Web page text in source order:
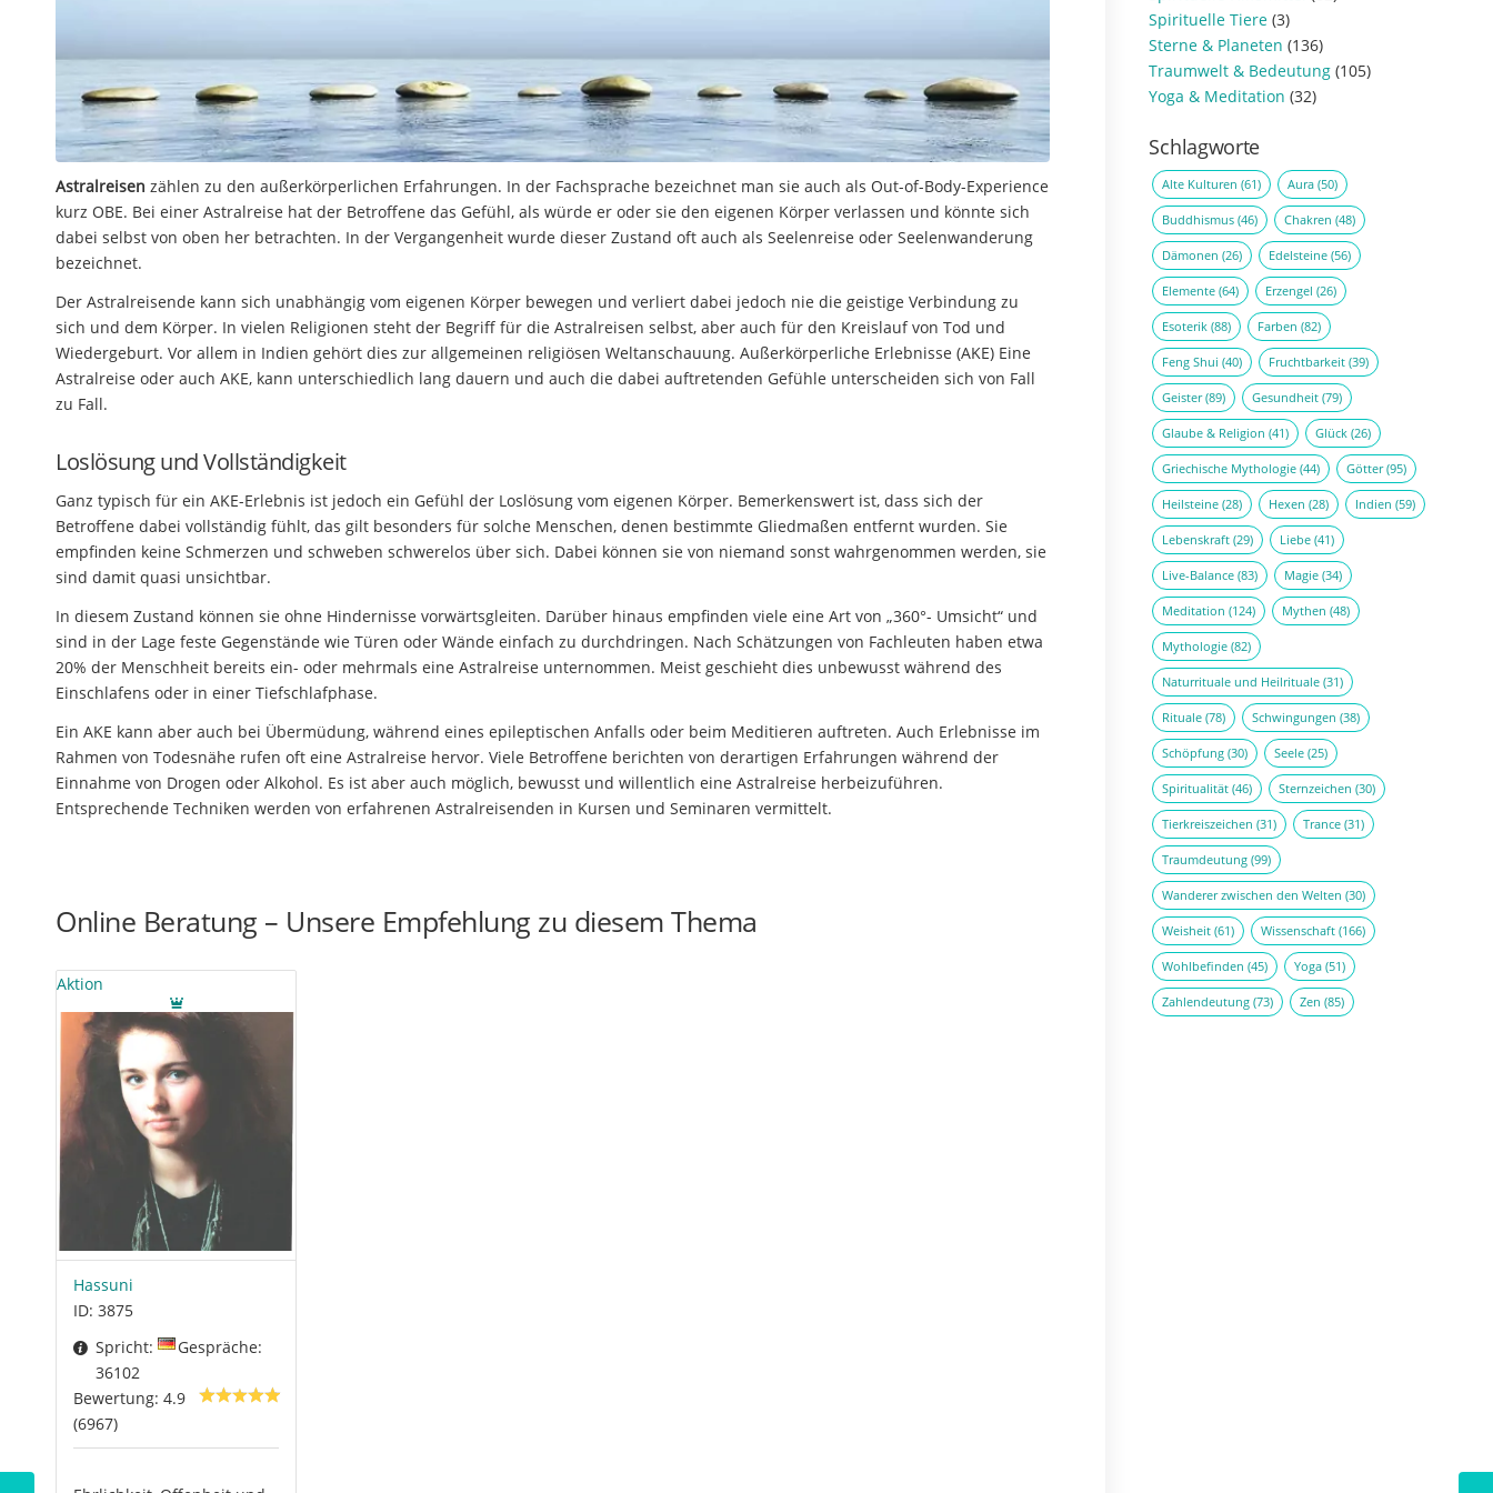
Astralreisen zählen zu den außerkörperlichen Erfahrungen. In der Fachsprache bezeichnet man sie auch als Out-of-Body-Experience
kurz OBE. Bei einer Astralreise hat der Betroffene das Gefühl, als würde er oder sie den eigenen Körper verlassen und könnte sich
dabei selbst von oben her betrachten. In der Vergangenheit wurde dieser Zustand oft auch als Seelenreise oder Seelenwanderung
bezeichnet.
Der Astralreisende kann sich unabhängig vom eigenen Körper bewegen und verliert dabei jedoch nie die geistige Verbindung zu
sich und dem Körper. In vielen Religionen steht der Begriff für die Astralreisen selbst, aber auch für den Kreislauf von Tod und
Wiedergeburt. Vor allem in Indien gehört dies zur allgemeinen religiösen Weltanschauung. Außerkörperliche Erlebnisse (AKE) Eine
Astralreise oder auch AKE, kann unterschiedlich lang dauern und auch die dabei auftretenden Gefühle unterscheiden sich von Fall
zu Fall.
Loslösung und Vollständigkeit
Ganz typisch für ein AKE-Erlebnis ist jedoch ein Gefühl der Loslösung vom eigenen Körper. Bemerkenswert ist, dass sich der
Betroffene dabei vollständig fühlt, das gilt besonders für solche Menschen, denen bestimmte Gliedmaßen entfernt wurden. Sie
empfinden keine Schmerzen und schweben schwerelos über sich. Dabei können sie von niemand sonst wahrgenommen werden, sie
sind damit quasi unsichtbar.
In diesem Zustand können sie ohne Hindernisse vorwärtsgleiten. Darüber hinaus empfinden viele eine Art von „360°- Umsicht“ und
sind in der Lage feste Gegenstände wie Türen oder Wände einfach zu durchdringen. Nach Schätzungen von Fachleuten haben etwa
20% der Menschheit bereits ein- oder mehrmals eine Astralreise unternommen. Meist geschieht dies unbewusst während des
Einschlafens oder in einer Tiefschlafphase.
Ein AKE kann aber auch bei Übermüdung, während eines epileptischen Anfalls oder beim Meditieren auftreten. Auch Erlebnisse im
Rahmen von Todesnähe rufen oft eine Astralreise hervor. Viele Betroffene berichten von derartigen Erfahrungen während der
Einnahme von Drogen oder Alkohol. Es ist aber auch möglich, bewusst und willentlich eine Astralreise herbeizuführen.
Entsprechende Techniken werden von erfahrenen Astralreisenden in Kursen und Seminaren vermittelt.
Online Beratung – Unsere Empfehlung zu diesem Thema
Aktion
Hassuni
ID: 3875
Spricht:
Gespräche:
36102
Bewertung: 4.9
(6967)
Spirituelle Tiere (3)
Sterne & Planeten (136)
Traumwelt & Bedeutung (105)
Yoga & Meditation (32)
Schlagworte
Alte Kulturen (61) Aura (50)
Buddhismus (46) Chakren (48)
Dämonen (26) Edelsteine (56)
Elemente (64) Erzengel (26)
Esoterik (88) Farben (82)
Feng Shui (40) Fruchtbarkeit (39)
Geister(89) Gesundheit (79)
Glaube & Religion (41) Glück (26)
Griechische Mythologie (44) Götter(95)
Heilsteine (28) Hexen (28) Indien (59)
Lebenskraft (29) Liebe (41)
Live-Balance (83) Magie (34)
Meditation (124) Mythen (48)
Mythologie (82)
Naturrituale und Heilrituale (31)
Rituale (78) Schwingungen (38)
Schöpfung (30) Seele (25)
Spiritualität (46) Sternzeichen (30)
Tierkreiszeichen (31) Trance (31)
Traumdeutung (99)
Wanderer zwischen den Welten (30)
Weisheit (61) Wissenschaft (166)
Wohlbefinden (45) Yoga (51)
Zahlendeutung (73) Zen (85)